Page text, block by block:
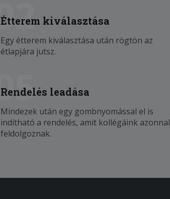
02
Étterem kiválasztása
Egy étterem kiválasztása után rögtön az
étlapjára jutsz.
05
Rendelés leadása
Mindezek után egy gombnyomással el is
indítható a rendelés, amit kollégáink azonnal
feldolgoznak.